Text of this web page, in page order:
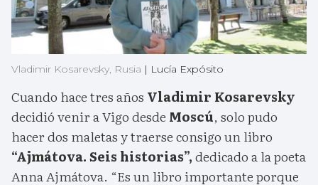
Vladimir Kosarevsky, Rusia | Lucía Expósito
Cuando hace tres años Vladimir Kosarevsky
decidió venir a Vigo desde Moscú, solo pudo
hacer dos maletas y traerse consigo un libro
“Ajmátova. Seis historias”,dedicado a la poeta
Anna Ajmátova. “Es un libro importante porque